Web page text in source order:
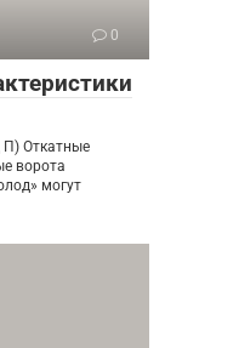
0
П) Откатные
ворота
могут